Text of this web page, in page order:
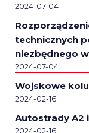
2024-07-04
technicznych
niezbędnego
2024-07-04
Wojskowe
2024-02-16
Autostrady A2
2024-02-16